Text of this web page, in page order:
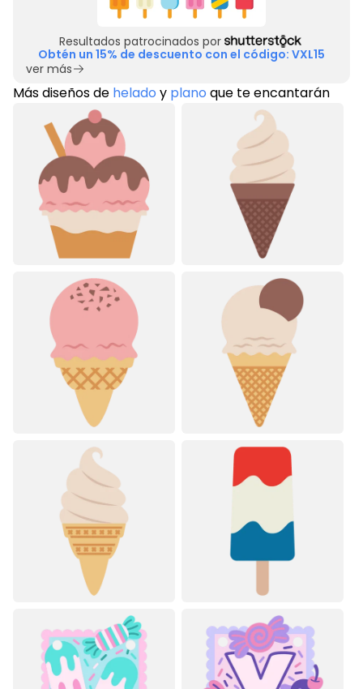
Resultados patrocinados por
Obtén un 15% de descuento con el código: VXL15
ver más
Más diseños de helado y plano que te encantarán